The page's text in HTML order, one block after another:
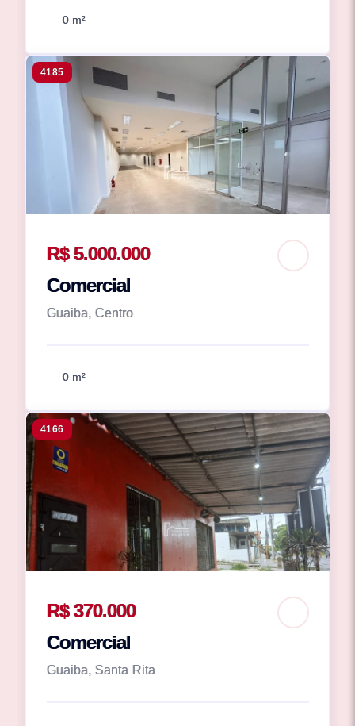
0 m²
4185
R$ 5.000.000
Comercial
Guaiba, Centro
0 m²
4166
R$ 370.000
Comercial
Guaiba, Santa Rita